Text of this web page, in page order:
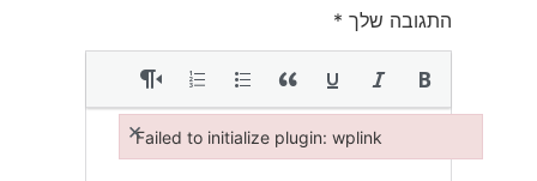
התגובה שלך *
Failed to initialize plugin: wplink
×
Failed to initialize plugin: wplink